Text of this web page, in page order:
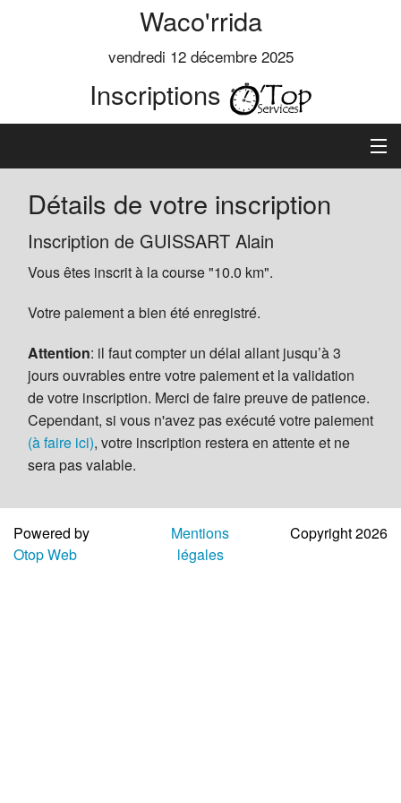
Waco'rrida
vendredi 12 décembre 2025
Inscriptions
Accueil
Informations
Règlement
Inscription
Classements
Aide
Détails de votre inscription
Inscription de GUISSART Alain
Vous êtes inscrit à la course "10.0 km".
Votre paiement a bien été enregistré.
Attention: il faut compter un délai allant jusqu’à 3
jours ouvrables entre votre paiement et la validation
de votre inscription. Merci de faire preuve de patience.
Cependant, si vous n'avez pas exécuté votre paiement
(à faire ici), votre inscription restera en attente et ne
sera pas valable.
Powered by
Otop Web
Mentions
légales
Copyright 2026